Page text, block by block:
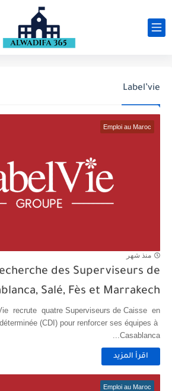
Label’vie
Emploi au Maroc
منذ شهر
des Superviseurs de
Salé, Fès et Marrakech
recrute quatre Superviseurs de Caisse en
(CDI) pour renforcer ses équipes à
Casablanca...
اقرأ المزيد
Emploi au Maroc